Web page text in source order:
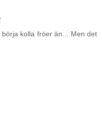
kolla fröer än... Men det